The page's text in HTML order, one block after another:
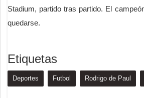
Stadium, partido tras partido. El
quedarse.
Etiquetas
Deportes Futbol Rodrigo de Paul